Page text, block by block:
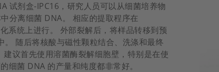
试剂盒-IPC16，研究人员可以从细菌培养物
分离细菌 DNA。 相应的提取程序在
系统上进行。 外部裂解后，将样品转移到预
。 随后将核酸与磁性颗粒结合、洗涤和最终
议首先使用溶菌酶裂解细胞壁，特别是在使
细菌 DNA 的产量和纯度都非常好。